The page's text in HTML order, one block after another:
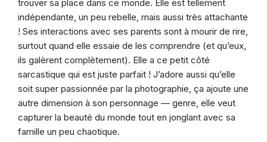
trouver sa place dans ce monde. Elle est tellement
indépendante, un peu rebelle, mais aussi très attachante
! Ses interactions avec ses parents sont à mourir de rire,
surtout quand elle essaie de les comprendre (et qu’eux,
ils galèrent complètement). Elle a ce petit côté
sarcastique qui est juste parfait ! J’adore aussi qu’elle
soit super passionnée par la photographie, ça ajoute une
autre dimension à son personnage — genre, elle veut
capturer la beauté du monde tout en jonglant avec sa
famille un peu chaotique.